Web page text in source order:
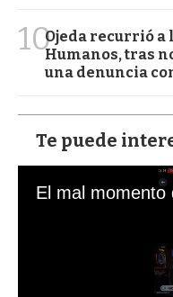
10Ojeda recurrió a
Humanos, tras
una denuncia
Te puede